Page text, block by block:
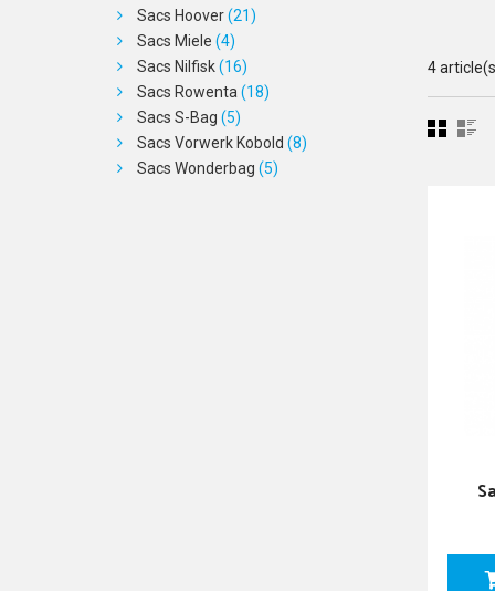
4
Sacs Hoover(21)
Sacs Miele (4)
Sacs Nilfisk(16)
Sacs Rowenta (18)
Sacs S-Bag (5)
Sacs Vorwerk Kobold (8)
Sacs Wonderbag (5)